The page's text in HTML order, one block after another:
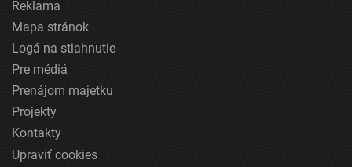
Reklama
Mapa stránok
Logá na stiahnutie
Pre médiá
Prenájom majetku
Projekty
Kontakty
Upraviť cookies